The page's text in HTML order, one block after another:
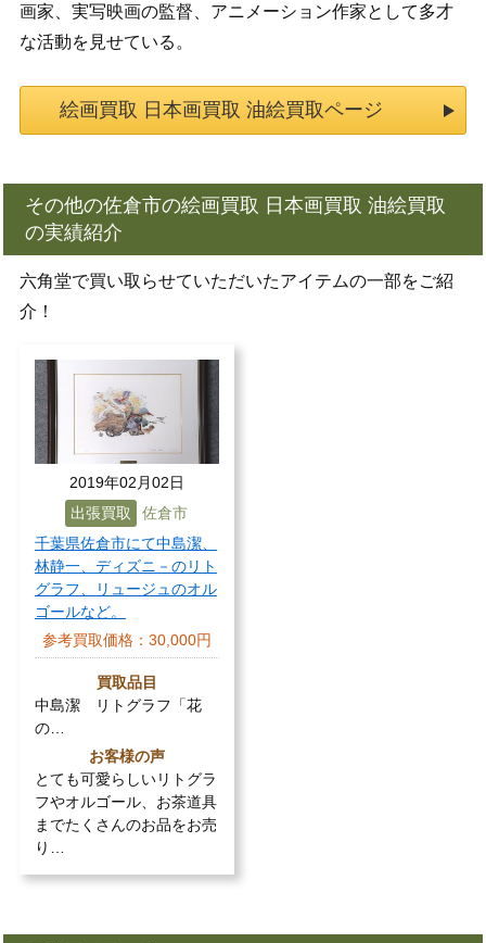
画家、実写映画の監督、アニメーション作家として多才
な活動を見せている。
絵画買取 日本画買取 油絵買取ページ
その他の佐倉市の絵画買取 日本画買取 油絵買取
の実績紹介
六角堂で買い取らせていただいたアイテムの一部をご紹
介！
2019年02月02日
出張買取
佐倉市
千葉県佐倉市にて中島潔、
林静一、ディズニ－のリト
グラフ、リュージュのオル
ゴールなど。
参考買取価格： 30,000円
買取品目
中島潔 リトグラフ「花
の…
お客様の声
とても可愛らしいリトグラ
フやオルゴール、お茶道具
までたくさんのお品をお売
り…